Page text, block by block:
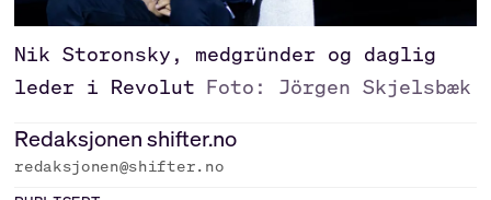
Nik Storonsky, medgründer og daglig
leder i Revolut Foto: Jörgen Skjelsbæk
Redaksjonenshifter.no
redaksjonen@shifter.no